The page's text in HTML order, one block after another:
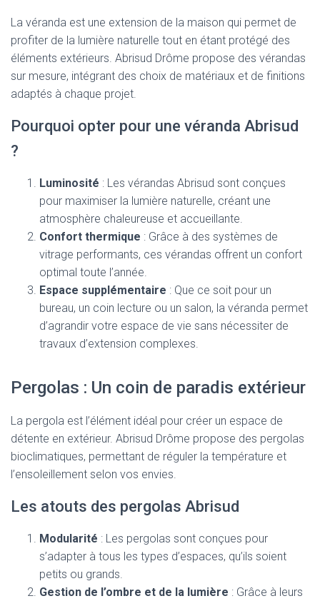
La véranda est une extension de la maison qui permet de
profiter de la lumière naturelle tout en étant protégé des
éléments extérieurs. Abrisud Drôme propose des vérandas
sur mesure, intégrant des choix de matériaux et de finitions
adaptés à chaque projet.
Pourquoi opter pour une véranda Abrisud
?
Luminosité : Les vérandas Abrisud sont conçues
pour maximiser la lumière naturelle, créant une
atmosphère chaleureuse et accueillante.
Confort thermique : Grâce à des systèmes de
vitrage performants, ces vérandas offrent un confort
optimal toute l’année.
Espace supplémentaire : Que ce soit pour un
bureau, un coin lecture ou un salon, la véranda permet
d’agrandir votre espace de vie sans nécessiter de
travaux d’extension complexes.
Pergolas : Un coin de paradis extérieur
La pergola est l’élément idéal pour créer un espace de
détente en extérieur. Abrisud Drôme propose des pergolas
bioclimatiques, permettant de réguler la température et
l’ensoleillement selon vos envies.
Les atouts des pergolas Abrisud
Modularité : Les pergolas sont conçues pour
s’adapter à tous les types d’espaces, qu’ils soient
petits ou grands.
Gestion de l’ombre et de la lumière : Grâce à leurs